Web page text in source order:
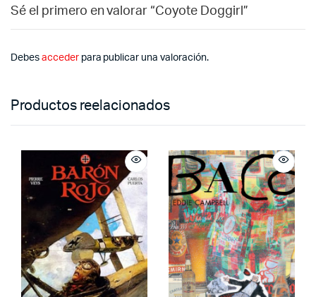
Sé el primero en valorar “Coyote Doggirl”
Debes accederpara publicar una valoración.
Productos reelacionados